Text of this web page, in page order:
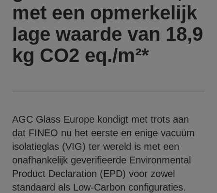
met een opmerkelijk
lage waarde van 18,9
kg CO2 eq./m²*
AGC Glass Europe kondigt met trots aan
dat FINEO nu het eerste en enige vacuüm
isolatieglas (VIG) ter wereld is met een
onafhankelijk geverifieerde Environmental
Product Declaration (EPD) voor zowel
standaard als Low-Carbon configuraties.